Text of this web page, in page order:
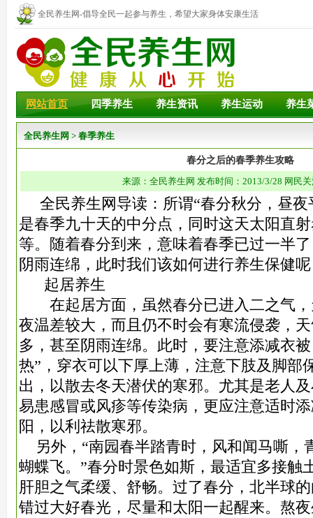
全民养生网-倡导全民一起参与养生，希望大家身体安康生活
幸福！
网站首页 四季养生 养生资讯 养生运动 养生
全民养生网 > 春季养生
春分之后的春季养生攻略
来源：全民养生网 发布时间：2013/3/28 网民
全民养生网导读：所谓“春分秋分，昼夜
是春季九十天的中分点，同时这天太阳直
等。随着春分到来，意味着春季已过一半
阴雨连绵，此时我们该如何进行养生保健
起居养生
在起居方面，虽然春分已进入二之气，
夜温差较大，而且仍不时会有寒流侵袭，
多，甚至阴雨连绵。此时，要注意添减衣
热”，穿衣可以下厚上薄，注意下肢及脚部
出，以散去冬天潜伏的寒邪。尤其是老人
易患感冒或风疹等传染病，更应注意适时
阳，以利祛散寒邪。
另外，“南园春半踏青时，风和闻马嘶，
蝴蝶飞。”春分时景色如斯，最适宜多接触
肝胆之气柔缓、舒畅。过了春分，北半球
错过大好春光，尽量和太阳一起醒来。熬